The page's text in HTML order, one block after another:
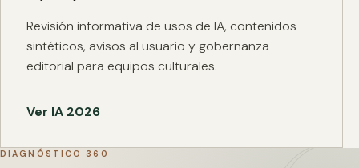
Revisión informativa de usos de IA, contenidos
sintéticos, avisos al usuario y gobernanza
editorial para equipos culturales.
Ver IA 2026
DIAGNÓSTICO 360